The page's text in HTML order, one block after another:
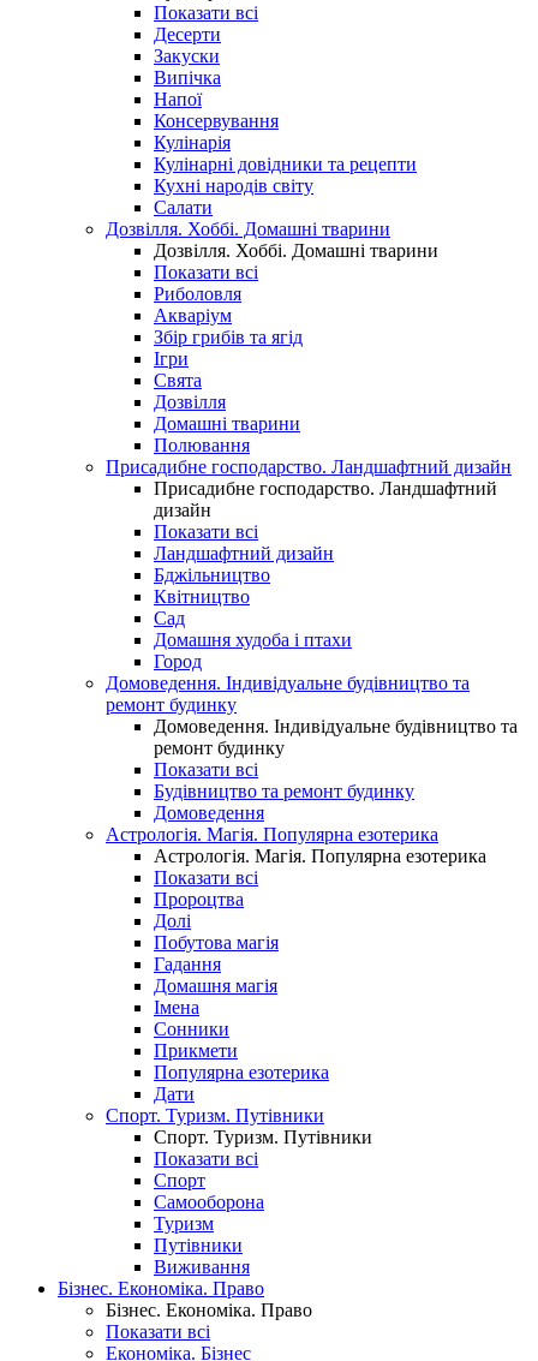
Показати всі
Десерти
Закуски
Випічка
Напої
Консервування
Кулінарія
Кулінарні довідники та рецепти
Кухні народів світу
Салати
Дозвілля. Хоббі. Домашні тварини
Дозвілля. Хоббі. Домашні тварини
Показати всі
Риболовля
Акваріум
Збір грибів та ягід
Ігри
Свята
Дозвілля
Домашні тварини
Полювання
Присадибне господарство. Ландшафтний дизайн
Присадибне господарство. Ландшафтний
дизайн
Показати всі
Ландшафтний дизайн
Бджільництво
Квітництво
Сад
Домашня худоба і птахи
Город
Домоведення. Індивідуальне будівництво та
ремонт будинку
Домоведення. Індивідуальне будівництво та
ремонт будинку
Показати всі
Будівництво та ремонт будинку
Домоведення
Астрологія. Магія. Популярна езотерика
Астрологія. Магія. Популярна езотерика
Показати всі
Пророцтва
Долі
Побутова магія
Гадання
Домашня магія
Імена
Сонники
Прикмети
Популярна езотерика
Дати
Спорт. Туризм. Путівники
Спорт. Туризм. Путівники
Показати всі
Спорт
Самооборона
Туризм
Путівники
Виживання
Бізнес. Економіка. Право
Бізнес. Економіка. Право
Показати всі
Економіка. Бізнес